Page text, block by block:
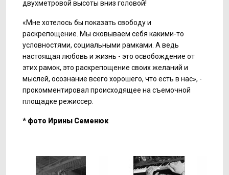
двухметровой высоты вниз головой!
«Мне хотелось бы показать свободу и
раскрепощение. Мы сковываем себя какими-то
условностями, социальными рамками. А ведь
настоящая любовь и жизнь - это освобождение от
этих рамок, это раскрепощение своих желаний и
мыслей, осознание всего хорошего, что есть в нас», -
прокомментировал происходящее на съемочной
площадке режиссер.
* фото Ирины Семенюк